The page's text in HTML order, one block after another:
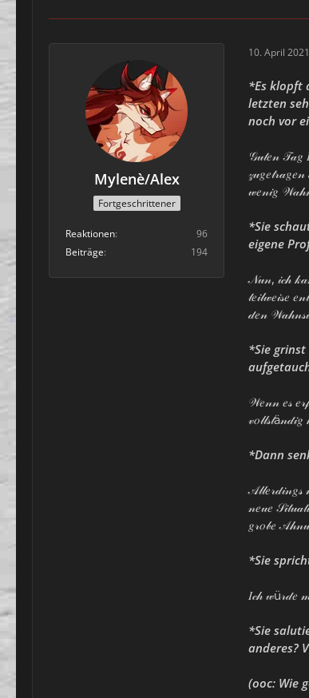
Mylenè/Alex
Fortgeschrittener
Reaktionen
96
Beiträge
194
10. April
*Es klopft
letzten
noch vor
𝒢𝓊𝓉𝑒𝓃 𝒯𝒶𝑔
𝓏𝓊𝑔𝑒𝓉𝓇𝒶𝑔𝑒𝓃
𝓌𝑒𝓃𝒾𝑔
*Sie
eigene
𝒩𝓊𝓃, 𝒾𝒸𝒽
𝓉𝑒𝒾𝓁𝓌𝑒𝒾𝓈𝑒
𝒹𝑒𝓃
*Sie
𝒲𝑒𝓃𝓃 𝑒𝓈
*Dann
𝒜𝓁𝓁𝑒𝓇𝒹𝒾𝓃𝑔𝓈
𝓃𝑒𝓊𝑒
𝑔𝓇𝑜𝒷𝑒
*Sie
𝐼𝒸𝒽 𝓌ü𝓇𝒹𝑒
*Sie
anderes?
(ooc: Wie